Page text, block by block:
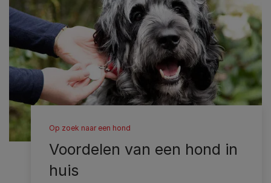
Op zoek naar een hond
Voordelen van een hond in
huis